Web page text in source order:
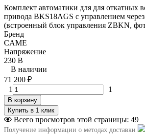
Комплект автоматики для для откатных
привода BKS18AGS с управлением
(встроенный блок управления ZBKN,
Бренд
CAME
Напряжение
230 В
В наличии
71 200 ₽
1
1
В корзину
Всего просмотров этой страницы: 49
Получение информации о методах доставки